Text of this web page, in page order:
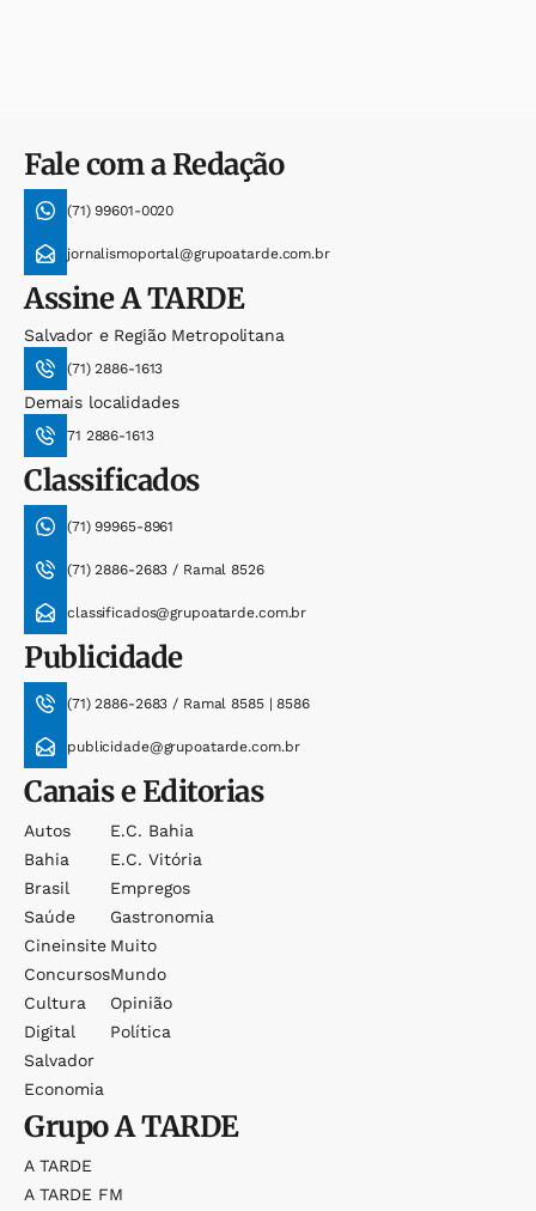
Fale com a Redação
(71) 99601-0020
jornalismoportal@grupoatarde.com.br
AssineA TARDE
Salvador e Região Metropolitana
(71) 2886-1613
Demais localidades
71 2886-1613
Classificados
(71) 99965-8961
(71) 2886-2683 / Ramal 8526
classificados@grupoatarde.com.br
Publicidade
(71) 2886-2683 / Ramal 8585 | 8586
publicidade@grupoatarde.com.br
Canais e Editorias
Autos
Bahia
Brasil
Saúde
Cineinsite
Concursos
Cultura
Digital
Salvador
Economia
E.c. Bahia
E.c. Vitória
Empregos
Gastronomia
Muito
Mundo
Opinião
Política
GrupoA TARDE
A TARDE
A TARDE FM